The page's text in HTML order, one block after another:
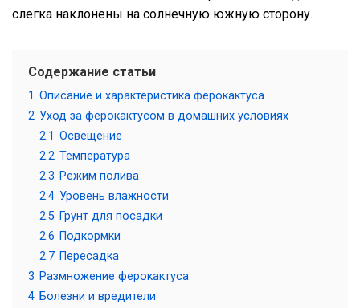
слегка наклонены на солнечную южную сторону.
Содержание статьи
1 Описание и характеристика ферокактуса
2 Уход за ферокактусом в домашних условиях
2.1 Освещение
2.2 Температура
2.3 Режим полива
2.4 Уровень влажности
2.5 Грунт для посадки
2.6 Подкормки
2.7 Пересадка
3 Размножение ферокактуса
4 Болезни и вредители